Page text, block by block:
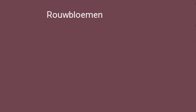
Rouwbloemen